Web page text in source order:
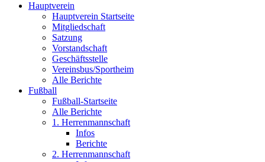
Hauptverein
Hauptverein Startseite
Mitgliedschaft
Satzung
Vorstandschaft
Geschäftsstelle
Vereinsbus/Sportheim
Alle Berichte
Fußball
Fußball-Startseite
Alle Berichte
1. Herrenmannschaft
Infos
Berichte
2. Herrenmannschaft